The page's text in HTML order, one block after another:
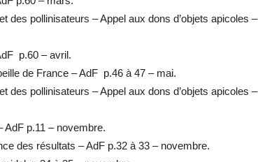
des pollinisateurs – Appel aux dons d’objets apicoles –
p.60 – avril.
de France – AdF p.46 à 47 – mai.
des pollinisateurs – Appel aux dons d’objets apicoles –
AdF p.11 – novembre.
des résultats – AdF p.32 à 33 – novembre.